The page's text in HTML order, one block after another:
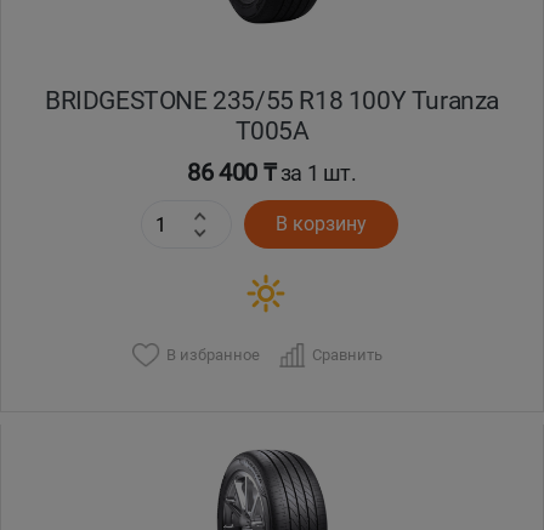
BRIDGESTONE 235/55 R18 100Y Turanza
T005А
86 400 ₸за 1 шт.
В корзину
В избранное Сравнить